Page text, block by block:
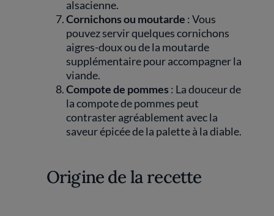
alsacienne.
Cornichons ou moutarde : Vous
pouvez servir quelques cornichons
aigres-doux ou de la moutarde
supplémentaire pour accompagner la
viande.
Compote de pommes : La douceur de
la compote de pommes peut
contraster agréablement avec la
saveur épicée de la palette à la diable.
Origine de la recette